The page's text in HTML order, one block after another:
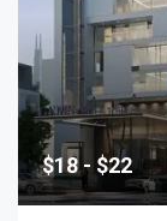
$18 $22